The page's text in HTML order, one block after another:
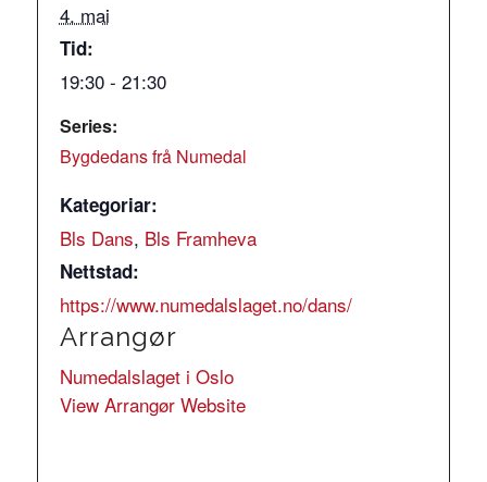
4. mai
Tid:
19:30 - 21:30
Series:
Bygdedans frå Numedal
Kategoriar:
Bls Dans, Bls Framheva
Nettstad:
https://www.numedalslaget.no/dans/
Arrangør
Numedalslaget i Oslo
View Arrangør Website